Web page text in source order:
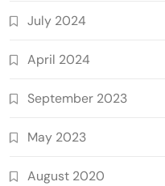
July 2024
April 2024
September 2023
May 2023
August 2020